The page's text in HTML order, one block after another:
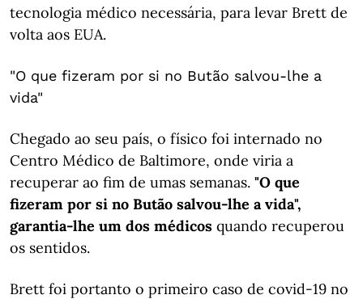
tecnologia médico necessária, para levar Brett de
volta aos EUA.
"O que fizeram por si no Butão salvou-lhe a
vida"
Chegado ao seu país, o físico foi internado no
Centro Médico de Baltimore, onde viria a
recuperar ao fim de umas semanas. "O que
fizeram por si no Butão salvou-lhe a vida",
garantia-lhe um dos médicos quando recuperou
os sentidos.
Brett foi portanto o primeiro caso de covid-19 no